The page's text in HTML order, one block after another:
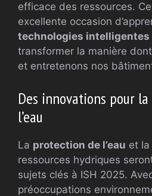
efficace des ressources.
excellente occasion
technologies intelligentes
transformer la manière
et entretenons nos
Des innovations pour
l’eau
La protection de l’eau et
ressources hydriques
sujets clés à ISH 2025.
préoccupations